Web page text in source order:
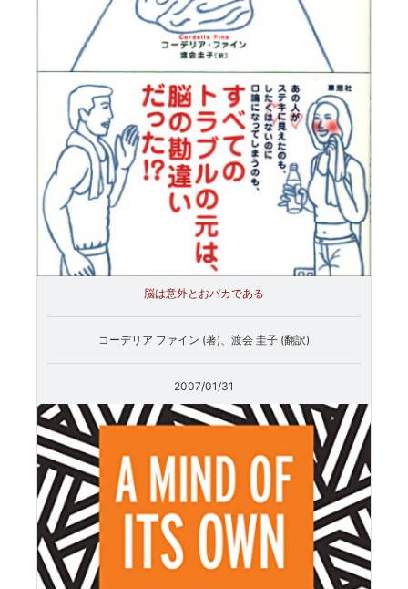
脳は意外とおバカである
コーデリア ファイン (著)、渡会 圭子 (翻訳)
2007/01/31